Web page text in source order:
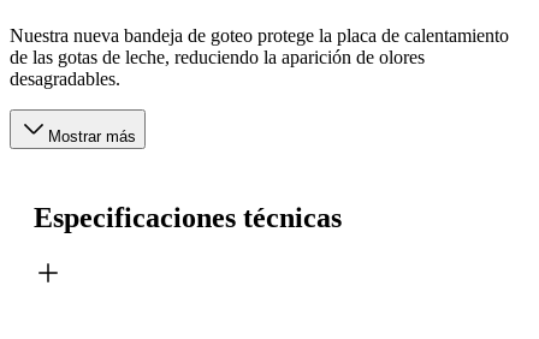
Nuestra nueva bandeja de goteo protege la placa de calentamiento
de las gotas de leche, reduciendo la aparición de olores
desagradables.
Mostrar más
Especificaciones técnicas